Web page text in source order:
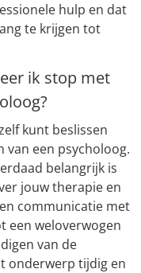
hulp en dat
te krijgen tot
ik stop met
kunt beslissen
van een psycholoog.
belangrijk is
jouw therapie en
communicatie met
een weloverwogen
van de
onderwerp tijdig en